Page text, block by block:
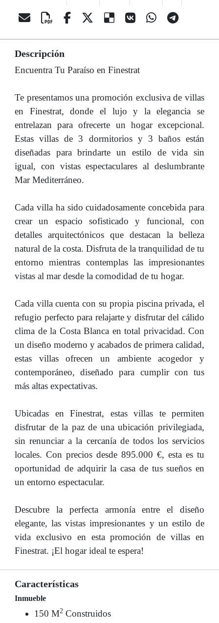
Descripción
Encuentra Tu Paraíso en Finestrat
Te presentamos una promoción exclusiva de villas
en Finestrat, donde el lujo y la elegancia se
entrelazan para ofrecerte un hogar excepcional.
Estas villas de 3 dormitorios y 3 baños están
diseñadas para brindarte un estilo de vida sin
igual, con vistas espectaculares al deslumbrante
Mar Mediterráneo.
Cada villa ha sido cuidadosamente concebida para
crear un espacio sofisticado y funcional, con
detalles arquitectónicos que destacan la belleza
natural de la costa. Disfruta de la tranquilidad de tu
entorno mientras contemplas las impresionantes
vistas al mar desde la comodidad de tu hogar.
Cada villa cuenta con su propia piscina privada, el
refugio perfecto para relajarte y disfrutar del cálido
clima de la Costa Blanca en total privacidad. Con
un diseño moderno y acabados de primera calidad,
estas villas ofrecen un ambiente acogedor y
contemporáneo, diseñado para cumplir con tus
más altas expectativas.
Ubicadas en Finestrat, estas villas te permiten
disfrutar de la paz de una ubicación privilegiada,
sin renunciar a la cercanía de todos los servicios
locales. Con precios desde 895.000 €, esta es tu
oportunidad de adquirir la casa de tus sueños en
un entorno espectacular.
Descubre la perfecta armonía entre el diseño
elegante, las vistas impresionantes y un estilo de
vida exclusivo en esta promoción de villas en
Finestrat. ¡El hogar ideal te espera!
Características
Inmueble
150 M2 Construidos